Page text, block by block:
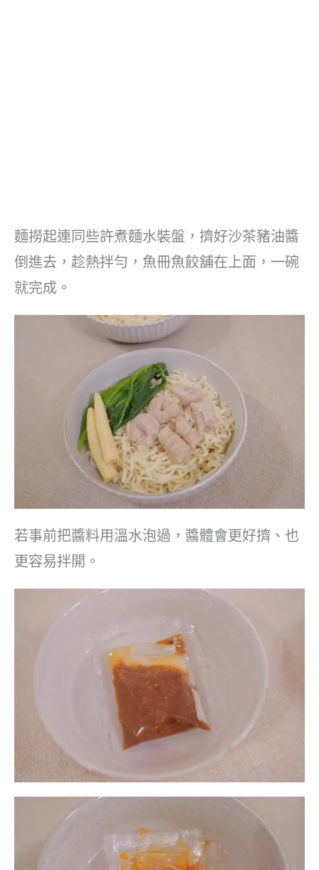
麵撈起連同些許煮麵水裝盤，擠好沙茶豬油醬
倒進去，趁熱拌勻，魚冊魚餃舖在上面，一碗
就完成。
若事前把醬料用溫水泡過，醬體會更好擠、也
更容易拌開。